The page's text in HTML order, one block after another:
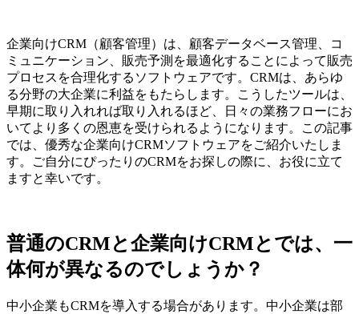
企業向けCRM（顧客管理）は、顧客データベース管理、コ
ミュニケーション、販売予測を最適化することによって販売
プロセスを合理化するソフトウェアです。CRMは、あらゆ
る分野の大企業に利益をもたらします。こうしたツールは、
早期に取り入れれば取り入れるほど、日々の業務フローにお
いてより多くの恩恵を受けられるようになります。この記事
では、優秀な企業向けCRMソフトウェアをご紹介いたしま
す。ご自分にぴったりのCRMをお探しの際に、お役に立て
ますと幸いです。
普通のCRMと企業向けCRMとでは、一
体何が異なるのでしょうか？
中小企業もCRMを導入する場合があります。中小企業は部